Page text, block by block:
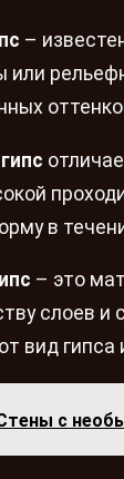
–
или
в
– это
слоев и
вид гипса
с